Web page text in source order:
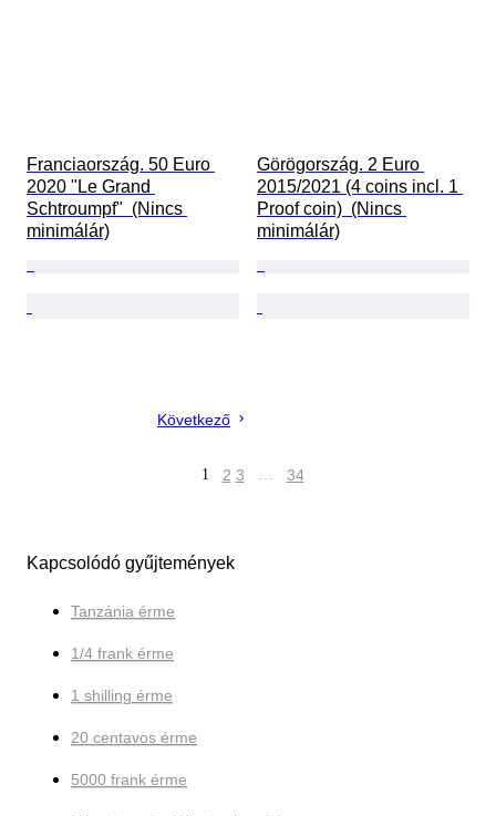
Franciaország. 50 Euro
2020 "Le Grand
Schtroumpf"  (Nincs
minimálár)
Görögország. 2 Euro
2015/2021 (4 coins incl. 1
Proof coin)  (Nincs
minimálár)
Következő
1 2 3 … 34
Kapcsolódó gyűjtemények
Tanzánia érme
1/4 frank érme
1 shilling érme
20 centavos érme
5000 frank érme